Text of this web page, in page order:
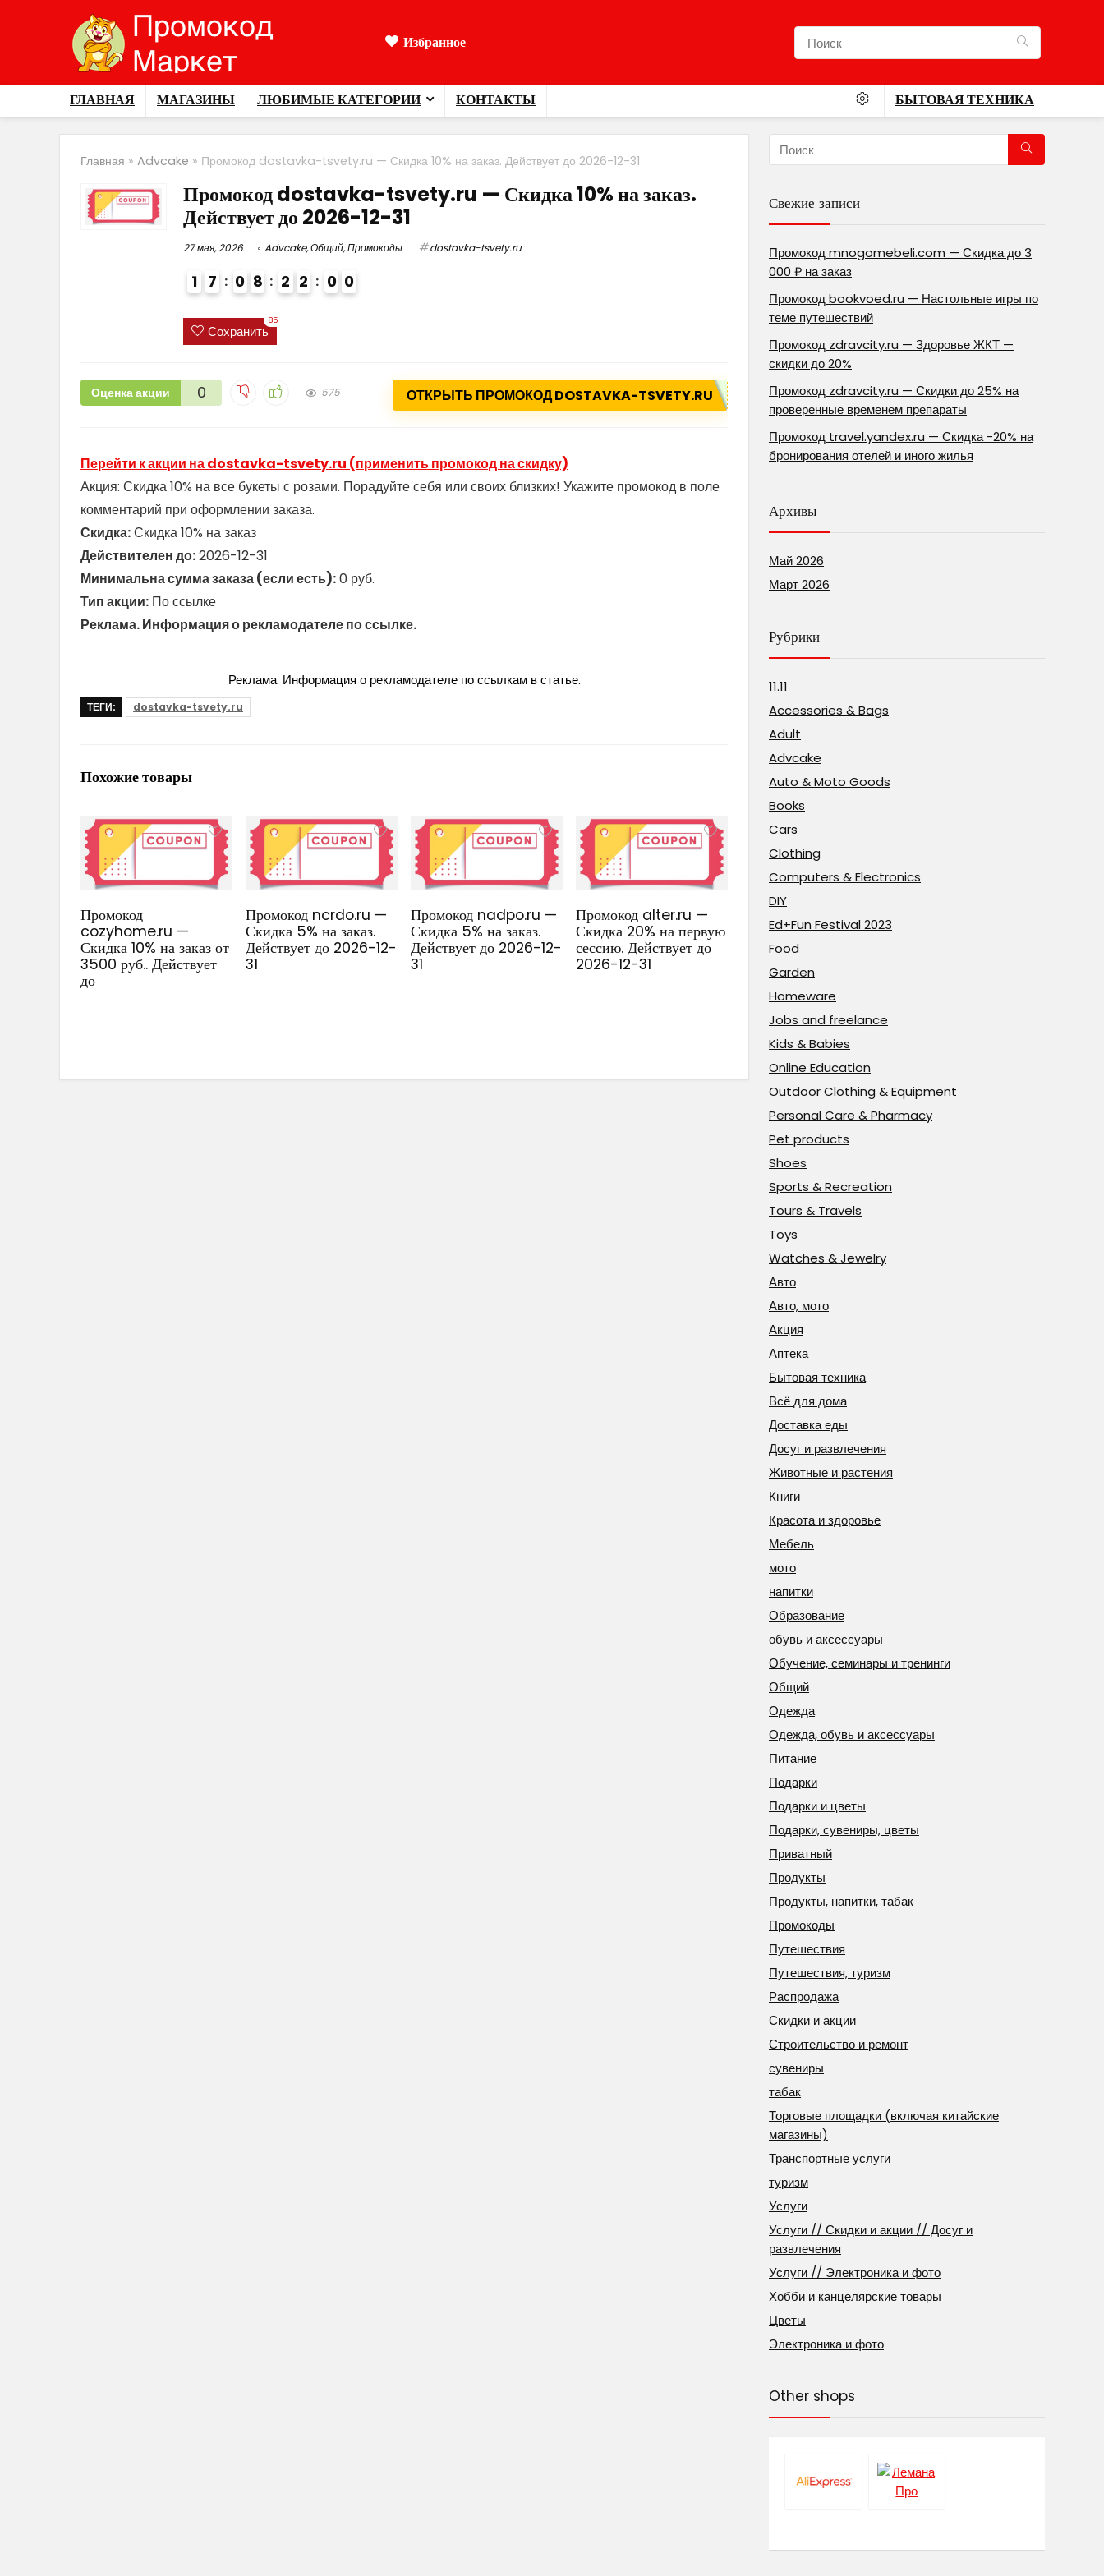
Избранное
ГЛАВНАЯ МАГАЗИНЫ ЛЮБИМЫЕ КАТЕГОРИИ КОНТАКТЫ БЫТОВАЯ ТЕХНИКА
Главная » Advcake » Промокод dostavka-tsvety.ru — Скидка 10% на заказ. Действует до 2026-12-31
Промокод dostavka-tsvety.ru — Скидка 10% на заказ.
Действует до 2026-12-31
27 мая, 2026 Advcake,Общий,Промокоды dostavka-tsvety.ru
1 7 0 8 2 1
2 5
0 9
0
Сохранить
85
Оценка акции 0 575 ОТКРЫТЬ ПРОМОКОД DOSTAVKA-TSVETY.RU
Перейти к акции на dostavka-tsvety.ru (применить промокод на скидку)
Акция: Скидка 10% на все букеты с розами. Порадуйте себя или своих близких! Укажите промокод в поле
комментарий при оформлении заказа.
Скидка:Скидка 10% на заказ
Действителен до:2026-12-31
Минимальна сумма заказа (если есть):0 руб.
Тип акции: По ссылке
Реклама. Информация о рекламодателе по ссылке.
Реклама. Информация о рекламодателе по ссылкам в статье.
ТЕГИ: dostavka-tsvety.ru
Похожие товары
Промокод
cozyhome.ru —
Скидка 10% на заказ от
3500 руб.. Действует
до
Промокод ncrdo.ru —
Скидка 5% на заказ.
Действует до 2026-12-
31
Промокод nadpo.ru —
Скидка 5% на заказ.
Действует до 2026-12-
31
Промокод alter.ru —
Скидка 20% на первую
сессию. Действует до
2026-12-31
Свежие записи
Промокод mnogomebeli.com — Скидка до 3
000 ₽ на заказ
Промокод bookvoed.ru — Настольные игры по
теме путешествий
Промокод zdravcity.ru — Здоровье ЖКТ —
скидки до 20%
Промокод zdravcity.ru — Скидки до 25% на
проверенные временем препараты
Промокод travel.yandex.ru — Скидка -20% на
бронирования отелей и иного жилья
Архивы
Май 2026
Март 2026
Рубрики
11.11
Accessories & Bags
Adult
Advcake
Auto & Moto Goods
Books
Cars
Clothing
Computers & Electronics
DIY
Ed+Fun Festival 2023
Food
Garden
Homeware
Jobs and freelance
Kids & Babies
Online Education
Outdoor Clothing & Equipment
Personal Care & Pharmacy
Pet products
Shoes
Sports & Recreation
Tours & Travels
Toys
Watches & Jewelry
Авто
Авто, мото
Акция
Аптека
Бытовая техника
Всё для дома
Доставка еды
Досуг и развлечения
Животные и растения
Книги
Красота и здоровье
Мебель
мото
напитки
Образование
обувь и аксессуары
Обучение, семинары и тренинги
Общий
Одежда
Одежда, обувь и аксессуары
Питание
Подарки
Подарки и цветы
Подарки, сувениры, цветы
Приватный
Продукты
Продукты, напитки, табак
Промокоды
Путешествия
Путешествия, туризм
Распродажа
Скидки и акции
Строительство и ремонт
сувениры
табак
Торговые площадки (включая китайские
магазины)
Транспортные услуги
туризм
Услуги
Услуги // Скидки и акции // Досуг и
развлечения
Услуги // Электроника и фото
Хобби и канцелярские товары
Цветы
Электроника и фото
Other shops